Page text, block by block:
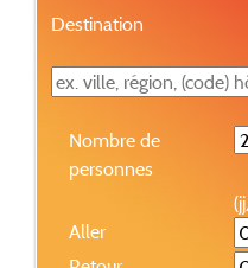
Destination
Nombre de
personnes
Aller